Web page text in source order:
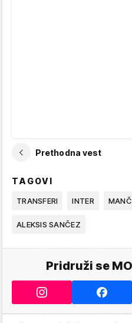
Prethodna vest
TAGOVI
TRANSFERI INTER
ALEKSIS SANČEZ
Pridruži se